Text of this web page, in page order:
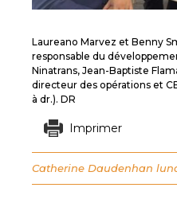
Laureano Marvez et Benny
responsable du
Ninatrans, Jean-Baptiste
directeur des opérations et
à dr.). DR
Imprimer
Catherine Daudenhan